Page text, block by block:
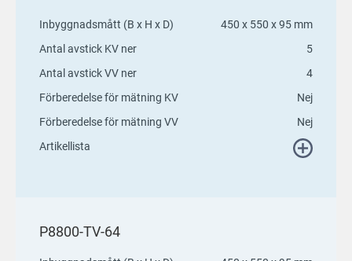
Inbyggnadsmått (B x H x D)
450 x 550 x 95 mm
Antal avstick KV ner
5
Antal avstick VV ner
4
Förberedelse för mätning KV
Nej
Förberedelse för mätning VV
Nej
Artikellista
P8800-TV-64